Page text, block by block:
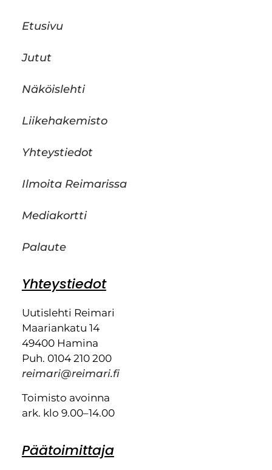
Etusivu
Jutut
Näköislehti
Liikehakemisto
Yhteystiedot
Ilmoita Reimarissa
Mediakortti
Palaute
Yhteystiedot
Uutislehti Reimari
Maariankatu 14
49400 Hamina
Puh. 0104 210 200
reimari@reimari.fi
Toimisto avoinna
ark. klo 9.00–14.00
Päätoimittaja